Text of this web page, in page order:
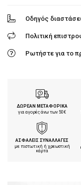
Οδηγός
Πολιτική
Ρωτήστε για το
ΔΩΡΕΑΝ ΜΕΤΑΦΟΡΙΚΑ
για αγορές άνω των 50€
ΑΣΦΑΛΕΙΣ ΣΥΝΑΛΛΑΓΕΣ
με πιστωτική ή χρεωστική
κάρτα